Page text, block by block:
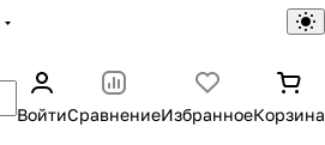
ВойтиСравнениеИзбранноеКорзина